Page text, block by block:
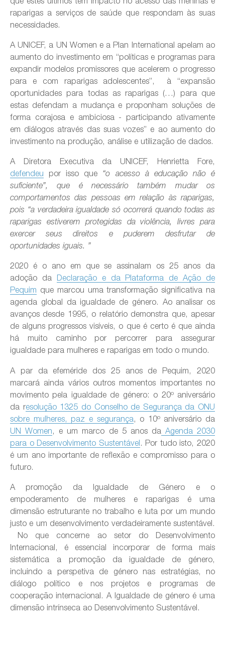
raparigas a serviços de saúde que respondam às suas
necessidades.
A UNICEF, a UN Women e a Plan International apelam ao
aumento do investimento em “políticas e programas para
expandir modelos promissores que acelerem o progresso
para e com raparigas adolescentes”, à “expansão
oportunidades para todas as raparigas (…) para que
estas defendam a mudança e proponham soluções de
forma corajosa e ambiciosa - participando ativamente
em diálogos através das suas vozes” e ao aumento do
investimento na produção, análise e utilização de dados.
A Diretora Executiva da UNICEF, Henrietta Fore,
defendeu por isso que “o acesso à educação não é
suficiente”, que é necessário também mudar os
comportamentos das pessoas em relação às raparigas,
pois “a verdadeira igualdade só ocorrerá quando todas as
raparigas estiverem protegidas da violência, livres para
exercer seus direitos e puderem desfrutar de
oportunidades iguais. ”
2020 é o ano em que se assinalam os 25 anos da
adoção da Declaração e da Plataforma de Ação de
Pequim que marcou uma transformação significativa na
agenda global da igualdade de género. Ao analisar os
avanços desde 1995, o relatório demonstra que, apesar
de alguns progressos visíveis, o que é certo é que ainda
há muito caminho por percorrer para assegurar
igualdade para mulheres e raparigas em todo o mundo.
A par da efeméride dos 25 anos de Pequim, 2020
marcará ainda vários outros momentos importantes no
movimento pela igualdade de género: o 20º aniversário
da resolução 1325 do Conselho de Segurança da ONU
sobre mulheres, paz e segurança , o 10º aniversário da
UN Women , e um marco de 5 anos da Agenda 2030
para o Desenvolvimento Sustentável . Por tudo isto, 2020
é um ano importante de reflexão e compromisso para o
futuro.
A promoção da Igualdade de Género e o
empoderamento de mulheres e raparigas é uma
dimensão estruturante no trabalho e luta por um mundo
justo e um desenvolvimento verdadeiramente sustentável.
No que concerne ao setor do Desenvolvimento
Internacional, é essencial incorporar de forma mais
sistemática a promoção da igualdade de género,
incluindo a perspetiva de género nas estratégias, no
diálogo político e nos projetos e programas de
cooperação internacional. A Igualdade de género é uma
dimensão intrínseca ao Desenvolvimento Sustentável.